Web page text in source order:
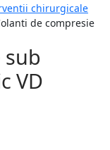
chirurgicale
de compresie
sub
VD